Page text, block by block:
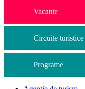
Vacante
Circuite turistice
Programe